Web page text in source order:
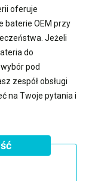
oferuje
baterie OEM przy
Jeżeli
do
pod
zespół obsługi
na Twoje pytania i